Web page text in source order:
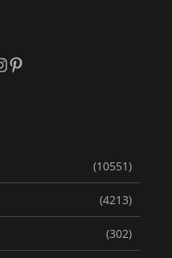
(10551)
(4213)
(302)